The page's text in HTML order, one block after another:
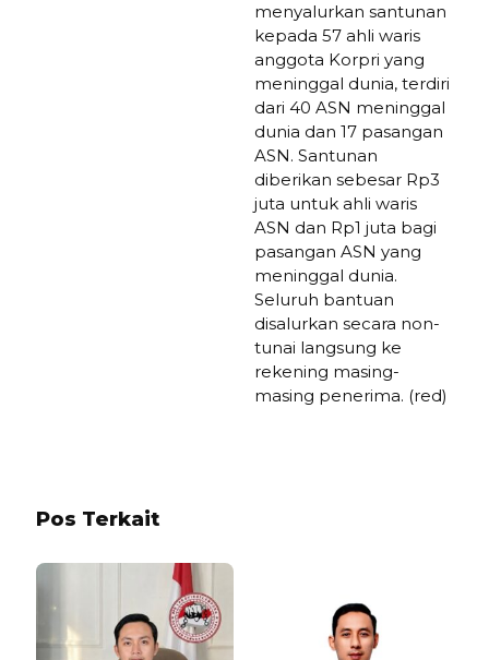
menyalurkan santunan
kepada 57 ahli waris
anggota Korpri yang
meninggal dunia, terdiri
dari 40 ASN meninggal
dunia dan 17 pasangan
ASN. Santunan
diberikan sebesar Rp3
juta untuk ahli waris
ASN dan Rp1 juta bagi
pasangan ASN yang
meninggal dunia.
Seluruh bantuan
disalurkan secara non-
tunai langsung ke
rekening masing-
masing penerima. (red)
Pos Terkait